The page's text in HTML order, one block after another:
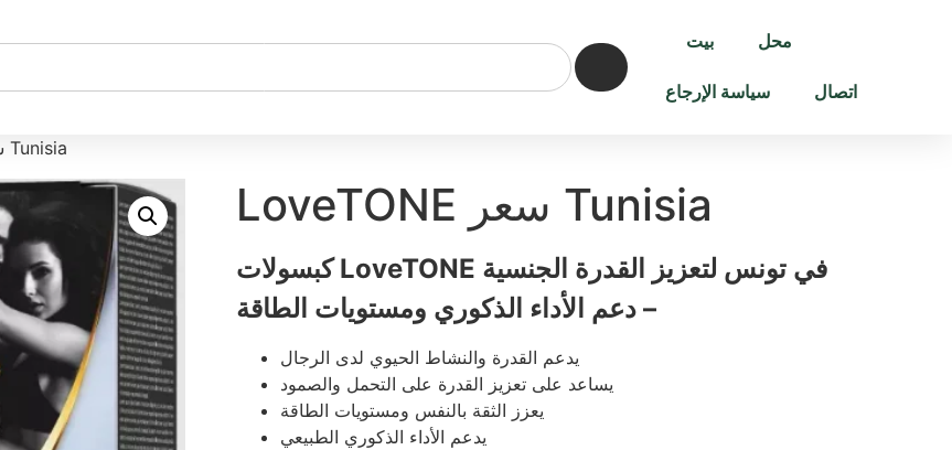
بيت محل
سياسة الإرجاع اتصال
/ LoveTONE سعر Tunisia
LoveTONE سعر Tunisia
كبسولات LoveTONE في تونس لتعزيز القدرة الجنسية
– دعم الأداء الذكوري ومستويات الطاقة
يدعم القدرة والنشاط الحيوي لدى الرجال
يساعد على تعزيز القدرة على التحمل والصمود
يعزز الثقة بالنفس ومستويات الطاقة
يدعم الأداء الذكوري الطبيعي